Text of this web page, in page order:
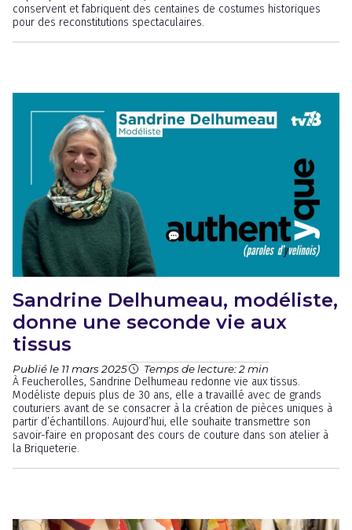
conservent et fabriquent des centaines de costumes historiques
pour des reconstitutions spectaculaires.
Sandrine Delhumeau, modéliste,
donne une seconde vie aux
tissus
Publié le 11 mars 2025 Temps de lecture: 2 min
À Feucherolles, Sandrine Delhumeau redonne vie aux tissus.
Modéliste depuis plus de 30 ans, elle a travaillé avec de grands
couturiers avant de se consacrer à la création de pièces uniques à
partir d’échantillons. Aujourd’hui, elle souhaite transmettre son
savoir-faire en proposant des cours de couture dans son atelier à
la Briqueterie.